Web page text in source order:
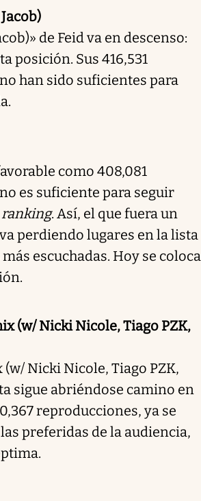
de Feid va en descenso:
posición. Sus 416,531
han sido suficientes para
como 408,081
es suficiente para seguir
ranking. Así, el que fuera un
perdiendo lugares en la lista
escuchadas. Hoy se coloca
(w/ Nicki Nicole, Tiago PZK,
(w/ Nicki Nicole, Tiago PZK,
sigue abriéndose camino en
reproducciones, ya se
preferidas de la audiencia,